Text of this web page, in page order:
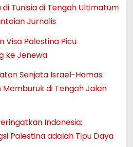
Tunisia di Tengah Ultimatum
Jurnalis
Visa Palestina Picu
ke Jenewa
Senjata Israel-Hamas:
Memburuk di Tengah Jalan
Indonesia:
Palestina adalah Tipu Daya